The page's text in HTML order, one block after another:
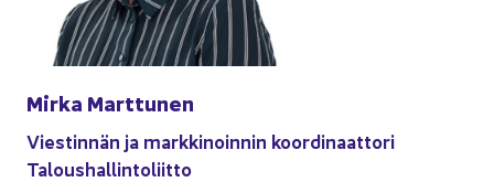
Mirka Mart­tu­nen
Vies­tin­nän ja mark­ki­noin­nin koor­di­naat­to­ri
Ta­lous­hal­lin­to­liit­to